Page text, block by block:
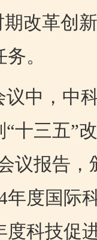
期改革创
。
，中科
“十三五”
议报告
年度国际
度科技促